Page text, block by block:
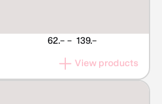
62.– – 139.–Price
NOK 62.–
View products